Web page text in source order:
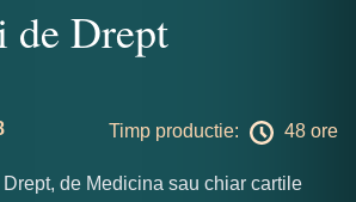
de Drept
Timp productie: 48 ore
de Medicina sau chiar cartile